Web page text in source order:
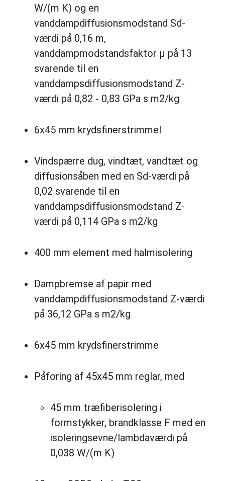
W/(m K) og en
vanddampdiffusionsmodstand Sd-
værdi på 0,16 m,
vanddampmodstandsfaktor μ på 13
svarende til en
vanddampsdiffusionsmodstand Z-
værdi på 0,82 - 0,83 GPa s m2/kg
6x45 mm krydsfinerstrimmel
Vindspærre dug, vindtæt, vandtæt og
diffusionsåben med en Sd-værdi på
0,02 svarende til en
vanddampsdiffusionsmodstand Z-
værdi på 0,114 GPa s m2/kg
400 mm element med halmisolering
Dampbremse af papir med
vanddampdiffusionsmodstand Z‐værdi
på 36,12 GPa s m2/kg
6x45 mm krydsfinerstrimme
Påforing af 45x45 mm reglar, med
45 mm træfiberisolering i
formstykker, brandklasse F med en
isoleringsevne/lambdaværdi på
0,038 W/(m K)